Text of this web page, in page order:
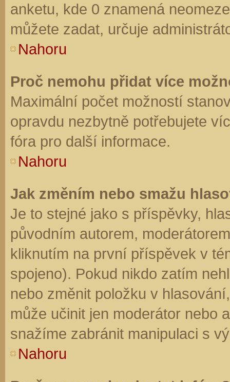
anketu, kde 0 znamená
můžete zadat, určuje
Nahoru
Proč nemohu přidat více
Maximální počet možností
opravdu nezbytně potřebujete
fóra pro další informace.
Nahoru
Jak změním nebo smažu
Je to stejné jako s příspěvky,
původním autorem,
kliknutím na první příspěvek v
spojeno). Pokud nikdo zatím
nebo změnit položku v
může učinit jen moderátor nebo
snažíme zabránit manipulaci s
Nahoru